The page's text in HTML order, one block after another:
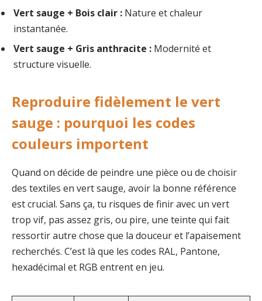
Vert sauge + Bois clair : Nature et chaleur
instantanée.
Vert sauge + Gris anthracite : Modernité et
structure visuelle.
Reproduire fidèlement le vert
sauge : pourquoi les codes
couleurs importent
Quand on décide de peindre une pièce ou de choisir
des textiles en vert sauge, avoir la bonne référence
est crucial. Sans ça, tu risques de finir avec un vert
trop vif, pas assez gris, ou pire, une teinte qui fait
ressortir autre chose que la douceur et l’apaisement
recherchés. C’est là que les codes RAL, Pantone,
hexadécimal et RGB entrent en jeu.